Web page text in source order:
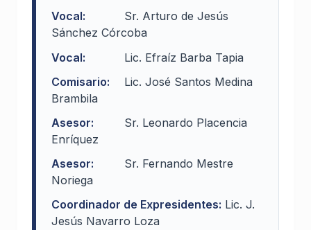
Vocal:
Sr. Arturo de Jesús
Sánchez Córcoba
Vocal:
Lic. Efraíz Barba Tapia
Comisario:
Lic. José Santos Medina
Brambila
Asesor:
Sr. Leonardo Placencia
Enríquez
Asesor:
Sr. Fernando Mestre
Noriega
Coordinador de Expresidentes: Lic. J.
Jesús Navarro Loza